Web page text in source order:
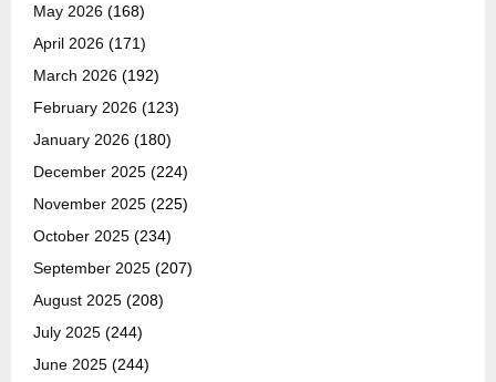
May 2026 (168)
April 2026 (171)
March 2026 (192)
February 2026 (123)
January 2026 (180)
December 2025 (224)
November 2025 (225)
October 2025 (234)
September 2025 (207)
August 2025 (208)
July 2025 (244)
June 2025 (244)